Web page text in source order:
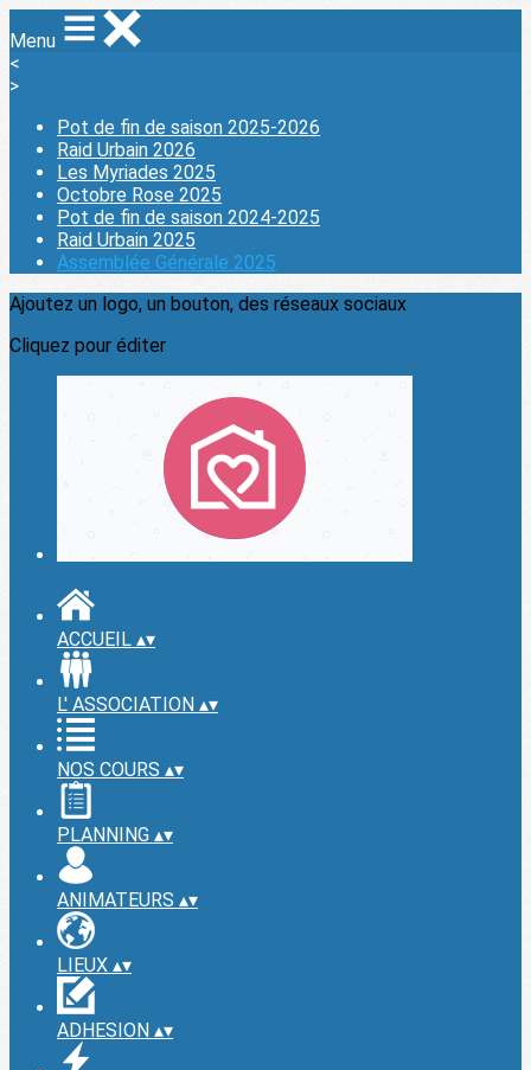
Menu
<
>
Pot de fin de saison 2025-2026
Raid Urbain 2026
Les Myriades 2025
Octobre Rose 2025
Pot de fin de saison 2024-2025
Raid Urbain 2025
Assemblée Générale 2025
Ajoutez un logo, un bouton, des réseaux sociaux
Cliquez pour éditer
ACCUEIL ▴▾
L' ASSOCIATION ▴▾
NOS COURS ▴▾
PLANNING ▴▾
ANIMATEURS ▴▾
LIEUX ▴▾
ADHESION ▴▾